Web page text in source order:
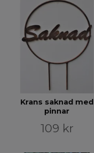
Krans saknad med
pinnar
109 kr